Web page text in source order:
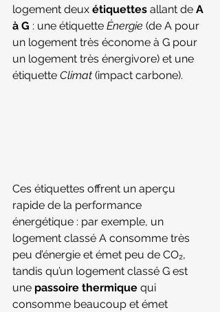
logement deux étiquettes allant de A
à G : une étiquette Énergie (de A pour
un logement très économe à G pour
un logement très énergivore) et une
étiquette Climat (impact carbone).
Ces étiquettes offrent un aperçu
rapide de la performance
énergétique : par exemple, un
logement classé A consomme très
peu d’énergie et émet peu de CO₂,
tandis qu’un logement classé G est
une passoire thermique qui
consomme beaucoup et émet